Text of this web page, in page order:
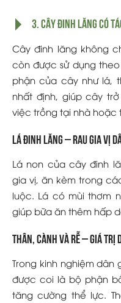
3. Cây đinh lăng có
Cây đinh lăng không
còn được sử dụng
phận của cây như lá,
nhất định, giúp cây
việc trồng tại nhà hoặc
Lá đinh lăng – rau gia vị
Lá non của cây đinh
gia vị, ăn kèm trong
luộc. Lá có mùi thơm
giúp bữa ăn thêm hấp
Thân, cành và rễ – giá trị
Trong kinh nghiệm dân
được coi là bộ phận
tăng cường thể lực.